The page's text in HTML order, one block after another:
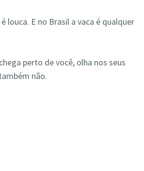
louca. E no Brasil a vaca é qualquer
perto de você, olha nos seus
não.